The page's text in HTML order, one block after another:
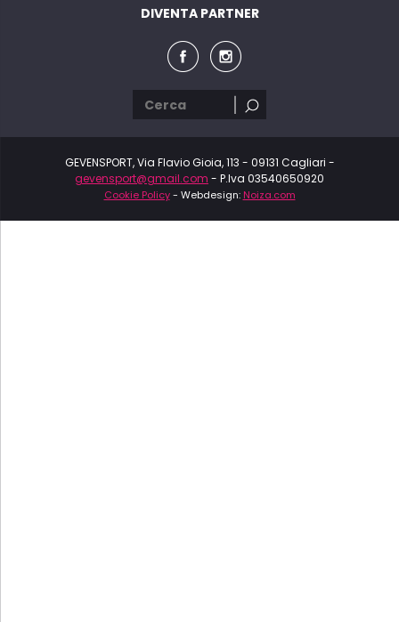
DIVENTA PARTNER
GEVENSPORT, Via Flavio Gioia, 113 - 09131 Cagliari -
gevensport@gmail.com - P.Iva 03540650920
Cookie Policy- Webdesign: Noiza.com